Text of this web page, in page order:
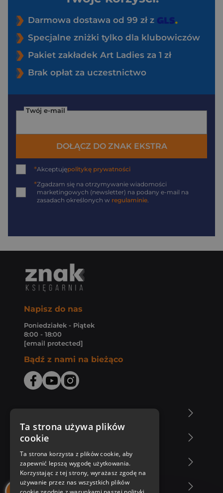
Darmowa dostawa od 99 zł z
Specjalne zniżki tylko dla klubowiczów
Pakiet zakładek Art Ladies za 1 zł
Brak opłat za uczestnictwo
Twój e-mail
DOŁĄCZ DO ZNAK EKSTRA
*Akceptujępolitykę prywatności
*Zgadzam się na otrzymywanie wiadomości
marketingowych (newsletter) na podany e-mail na
zasadach określonych w regulaminie.
Napisz do nas
Poniedziałek - Piątek
8:00 - 18:00
[email protected]
Bądź z nami na bieżąco
Zakupy u nas
Nasza oferta
Nasi autorzy
Ta strona używa plików
cookie
Ta strona korzysta z plików cookie, aby
zapewnić lepszą wygodę użytkowania.
Korzystając z tej strony, wyrażasz zgodę na
używanie przez nas wszystkich plików